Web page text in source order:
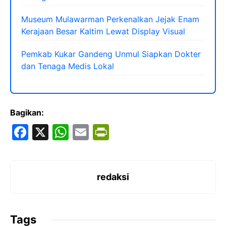
Museum Mulawarman Perkenalkan Jejak Enam
Kerajaan Besar Kaltim Lewat Display Visual
Pemkab Kukar Gandeng Unmul Siapkan Dokter
dan Tenaga Medis Lokal
Bagikan:
F
o
X
W E
ri
redaksi
Tags